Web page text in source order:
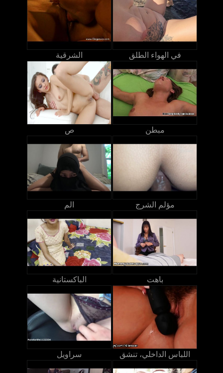
الشرقية في الهواء الطلق
ص مبطن
الم مؤلم الشرج
الباكستانية باهت
سراويل اللباس الداخلي، تنشق